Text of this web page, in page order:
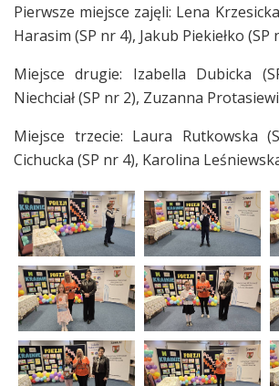
Pierwsze miejsce zajęli: Lena
Harasim (SP nr 4), Jakub Piekiełko (SP
Miejsce drugie: Izabella Dubicka
Niechciał (SP nr 2), Zuzanna
Miejsce trzecie: Laura Rutkowska
Cichucka (SP nr 4), Karolina